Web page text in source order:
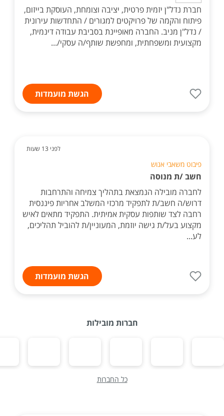
חברת נדל"ן יזמית פרטית, יציבה וצומחת, העוסקת בייזום,
פיתוח והקמה של פרויקטים למגורים / התחדשות עירונית
/ נדל"ן מניב. החברה מאופיינת בסביבת עבודה דינמית,
מקצועית ומשפחתית, ומחפשת שותף/ה עסקי/...
הגשת מועמדות
לפני 13 שעות
פיבוט משאבי אנוש
חשב /ת מנוסה
לחברה מובילה הנמצאת בתהליך צמיחה והתרחבות
דרוש/ה חשב/ת לתפקיד מרכזי המשלב אחריות פיננסית
רחבה לצד שותפות עסקית אמיתית. התפקיד מתאים לאיש
מקצוע בעל/ת גישה יוזמת, המעוניין/ת להוביל תהליכים,
לע...
הגשת מועמדות
חברות מובילות
כל החברות